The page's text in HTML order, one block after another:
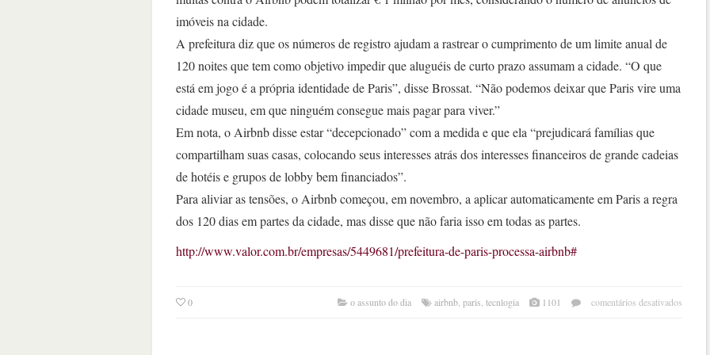
imóveis na cidade.
A prefeitura diz que os números de registro ajudam a rastrear o cumprimento de um limite anual de
120 noites que tem como objetivo impedir que aluguéis de curto prazo assumam a cidade. “O que
está em jogo é a própria identidade de Paris”, disse Brossat. “Não podemos deixar que Paris vire uma
cidade museu, em que ninguém consegue mais pagar para viver.”
Em nota, o Airbnb disse estar “decepcionado” com a medida e que ela “prejudicará famílias que
compartilham suas casas, colocando seus interesses atrás dos interesses financeiros de grande cadeias
de hotéis e grupos de lobby bem financiados”.
Para aliviar as tensões, o Airbnb começou, em novembro, a aplicar automaticamente em Paris a regra
dos 120 dias em partes da cidade, mas disse que não faria isso em todas as partes.
http://www.valor.com.br/empresas/5449681/prefeitura-de-paris-processa-airbnb#
0 o assunto do dia airbnb, paris, tecnlogia 1101 comentários desativados